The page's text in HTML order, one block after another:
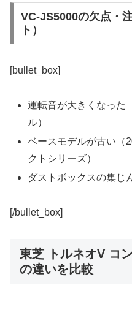
VC-JS5000の欠点・
ト）
[bullet_box]
運転音が大きくなった
ル）
ベースモデルが古い（
クトシリーズ）
ダストボックスの集じ
[/bullet_box]
東芝 トルネオV コ
の違いを比較